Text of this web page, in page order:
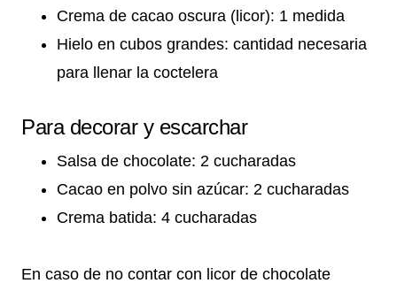
Crema de cacao oscura (licor): 1 medida
Hielo en cubos grandes: cantidad necesaria
para llenar la coctelera
Para decorar y escarchar
Salsa de chocolate: 2 cucharadas
Cacao en polvo sin azúcar: 2 cucharadas
Crema batida: 4 cucharadas
En caso de no contar con licor de chocolate